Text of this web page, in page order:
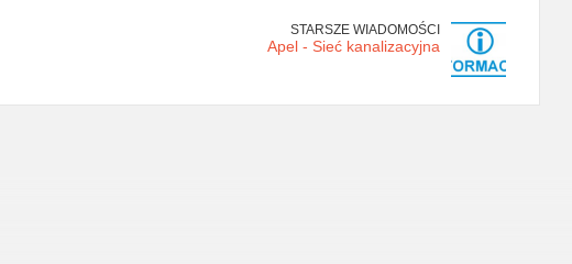
STARSZE WIADOMOŚCI
Apel - Sieć kanalizacyjna